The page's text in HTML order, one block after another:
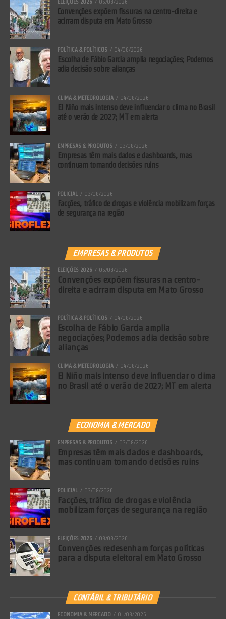
ELEIÇÕES 2026 05/08/2026
Convenções expõem fissuras na centro-direita e
acirram disputa em Mato Grosso
POLÍTICA & POLÍTICOS 04/08/2026
Escolha de Fábio Garcia amplia negociações; Podemos
adia decisão sobre alianças
CLIMA & METEOROLOGIA 04/08/2026
El Niño mais intenso deve influenciar o clima no Brasil
até o verão de 2027; MT em alerta
EMPRESAS & PRODUTOS 03/08/2026
Empresas têm mais dados e dashboards, mas
continuam tomando decisões ruins
POLICIAL 03/08/2026
Facções, tráfico de drogas e violência mobilizam forças
de segurança na região
EMPRESAS & PRODUTOS
ELEIÇÕES 2026 05/08/2026
Convenções expõem fissuras na centro-
direita e acirram disputa em Mato Grosso
POLÍTICA & POLÍTICOS 04/08/2026
Escolha de Fábio Garcia amplia
negociações; Podemos adia decisão sobre
alianças
CLIMA & METEOROLOGIA 04/08/2026
El Niño mais intenso deve influenciar o clima
no Brasil até o verão de 2027; MT em alerta
ECONOMIA & MERCADO
EMPRESAS & PRODUTOS 03/08/2026
Empresas têm mais dados e dashboards,
mas continuam tomando decisões ruins
POLICIAL 03/08/2026
Facções, tráfico de drogas e violência
mobilizam forças de segurança na região
ELEIÇÕES 2026 03/08/2026
Convenções redesenham forças políticas
para a disputa eleitoral em Mato Grosso
CONTÁBIL & TRIBUTÁRIO
ECONOMIA & MERCADO 01/08/2026